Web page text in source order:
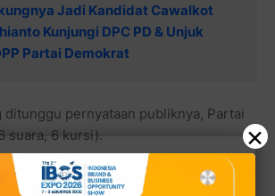
Jadi Kandidat Cawalkot
Kunjungi DPC PD & Unjuk
Partai Demokrat
ditunggu pernyataan publiknya, Partai
suara, 6 kursi).
×